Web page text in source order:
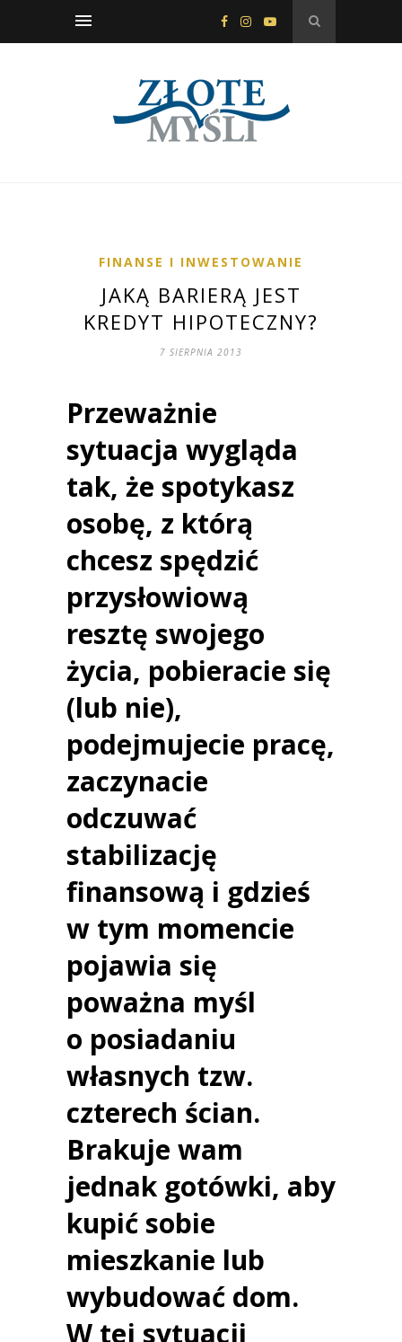
FINANSE I INWESTOWANIE
JAKĄ BARIERĄ JEST
KREDYT HIPOTECZNY?
7 SIERPNIA 2013
Przeważnie
sytuacja wygląda
tak, że spotykasz
osobę, z którą
chcesz spędzić
przysłowiową
resztę swojego
życia, pobieracie się
(lub nie),
podejmujecie pracę,
zaczynacie
odczuwać
stabilizację
finansową i gdzieś
w tym momencie
pojawia się
poważna myśl
o posiadaniu
własnych tzw.
czterech ścian.
Brakuje wam
jednak gotówki, aby
kupić sobie
mieszkanie lub
wybudować dom.
W tej sytuacji